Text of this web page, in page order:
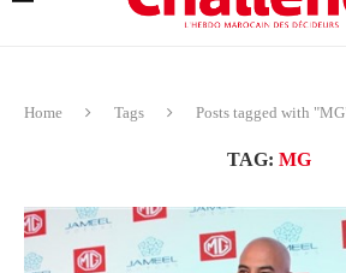
Home Tags Posts tagged with
TAG: MG